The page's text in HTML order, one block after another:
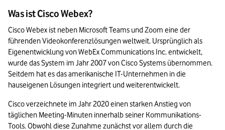
Was ist Cisco Webex?
Cisco Webex ist neben Microsoft Teams und Zoom eine der
führenden Videokonferenzlösungen weltweit. Ursprünglich als
Eigenentwicklung von WebEx Communications Inc. entwickelt,
wurde das System im Jahr 2007 von Cisco Systems übernommen.
Seitdem hat es das amerikanische IT-Unternehmen in die
hauseigenen Lösungen integriert und weiterentwickelt.
Cisco verzeichnete im Jahr 2020 einen starken Anstieg von
täglichen Meeting-Minuten innerhalb seiner Kommunikations-
Tools. Obwohl diese Zunahme zunächst vor allem durch die